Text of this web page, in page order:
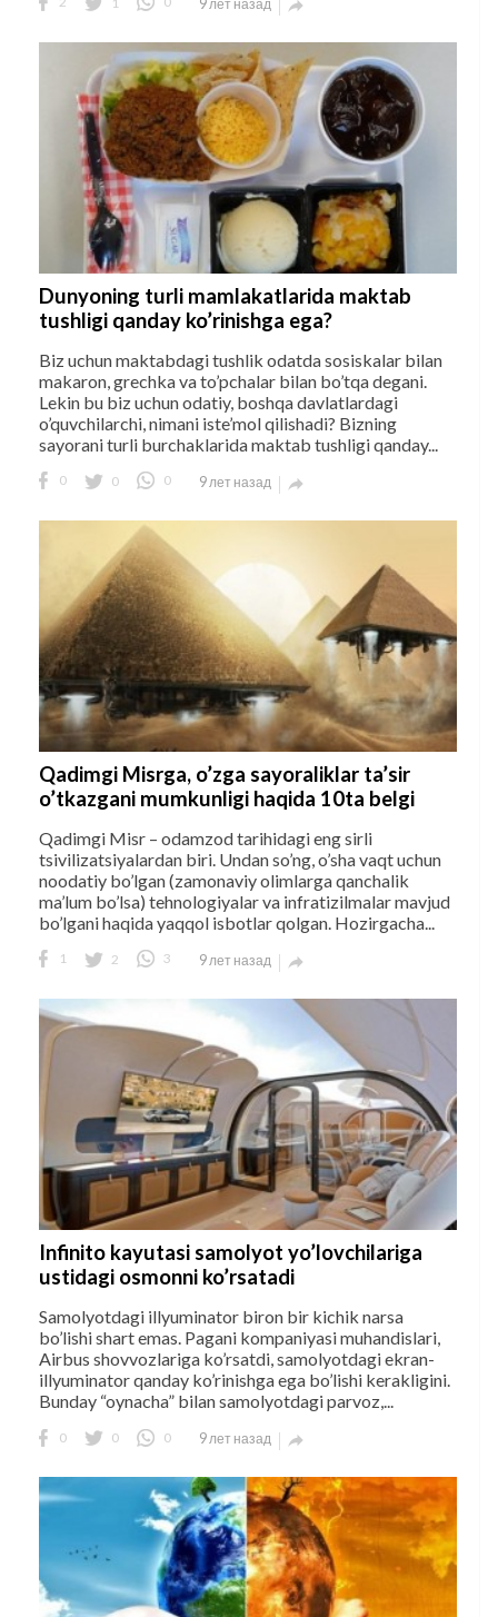
9 лет назад 
Dunyoning turli mamlakatlarida maktab
tushligi qanday ko’rinishga ega?
Biz uchun maktabdagi tushlik odatda sosiskalar bilan
makaron, grechka va to’pchalar bilan bo’tqa degani.
Lekin bu biz uchun odatiy, boshqa davlatlardagi
o’quvchilarchi, nimani iste’mol qilishadi? Bizning
sayorani turli burchaklarida maktab tushligi qanday...
0 0 0 9 лет назад 
Qadimgi Misrga, o’zga sayoraliklar ta’sir
o’tkazgani mumkunligi haqida 10ta belgi
Qadimgi Misr – odamzod tarihidagi eng sirli
tsivilizatsiyalardan biri. Undan so’ng, o’sha vaqt uchun
noodatiy bo’lgan (zamonaviy olimlarga qanchalik
ma’lum bo’lsa) tehnologiyalar va infratizilmalar mavjud
bo’lgani haqida yaqqol isbotlar qolgan. Hozirgacha...
1 2 3 9 лет назад 
Infinito kayutasi samolyot yo’lovchilariga
ustidagi osmonni ko’rsatadi
Samolyotdagi illyuminator biron bir kichik narsa
bo’lishi shart emas. Pagani kompaniyasi muhandislari,
Airbus shovvozlariga ko’rsatdi, samolyotdagi ekran-
illyuminator qanday ko’rinishga ega bo’lishi kerakligini.
Bunday “oynacha” bilan samolyotdagi parvoz,...
0 0 0 9 лет назад 